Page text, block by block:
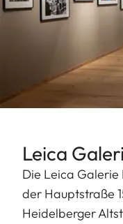
Leica
Die Leica
der Hauptstraße
Heidelberger